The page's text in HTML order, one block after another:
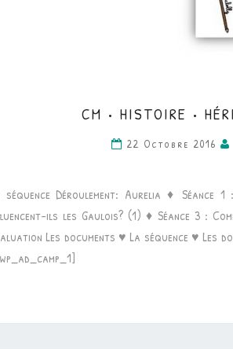
CM • HISTOIRE •
22 Octobre 2016
séquence Déroulement: Aurelia ♦ Séance
ils les Gaulois? (1) ♦ Séance 3 :
Les documents ♥ La séquence ♥ Les